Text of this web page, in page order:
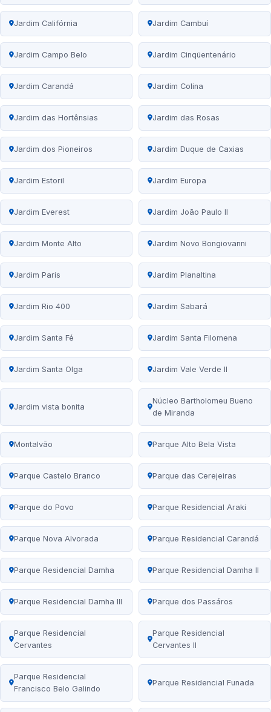
Jardim Califórnia Jardim Cambuí
Jardim Campo Belo Jardim Cinqüentenário
Jardim Carandá Jardim Colina
Jardim das Hortênsias Jardim das Rosas
Jardim dos Pioneiros Jardim Duque de Caxias
Jardim Estoril Jardim Europa
Jardim Everest Jardim João Paulo II
Jardim Monte Alto Jardim Novo Bongiovanni
Jardim Paris Jardim Planaltina
Jardim Rio 400 Jardim Sabará
Jardim Santa Fé Jardim Santa Filomena
Jardim Santa Olga Jardim Vale Verde II
Jardim vista bonita
Núcleo Bartholomeu Bueno
de Miranda
Montalvão Parque Alto Bela Vista
Parque Castelo Branco Parque das Cerejeiras
Parque do Povo Parque Residencial Araki
Parque Nova Alvorada Parque Residencial Carandá
Parque Residencial Damha Parque Residencial Damha II
Parque Residencial Damha III Parque dos Passáros
Parque Residencial
Cervantes
Parque Residencial
Cervantes II
Parque Residencial
Francisco Belo Galindo
Parque Residencial Funada